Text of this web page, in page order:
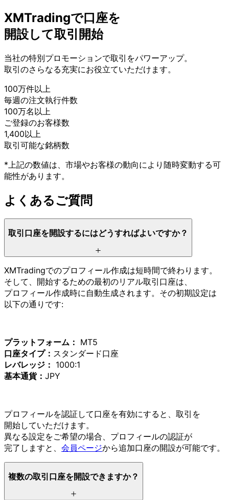
XMTradingで口座を
開設して取引開始
当社の特別プロモーションで取引をパワーアップ。
取引のさらなる充実にお役立ていただけます。
100万件以上
毎週の注文執行件数
100万名以上
ご登録のお客様数
1,400以上
取引可能な銘柄数
*上記の数値は、市場やお客様の動向により随時変動する可
能性があります。
よく あるご質問
取引口座を開設するにはどうすればよいですか？
XMTradingでのプロフィール作成は短時間で終わります。
そして、 開始するための最初のリアル取引口座は、
プロフィール作成時に 自動生成されます。 その初期設定は
以下の通りです:
プラットフォーム： MT5
口座タイプ： スタンダード口座
レバレッジ： 1000:1
基本通貨： JPY
プロフィールを認証して口座を有効にすると、 取引を
開始していただけます。
異なる設定をご希望の場合、 プロフィールの認証が
完了しますと、 会員ページから追加口座の開設が可能です。
複数の取引口座を開設できますか？